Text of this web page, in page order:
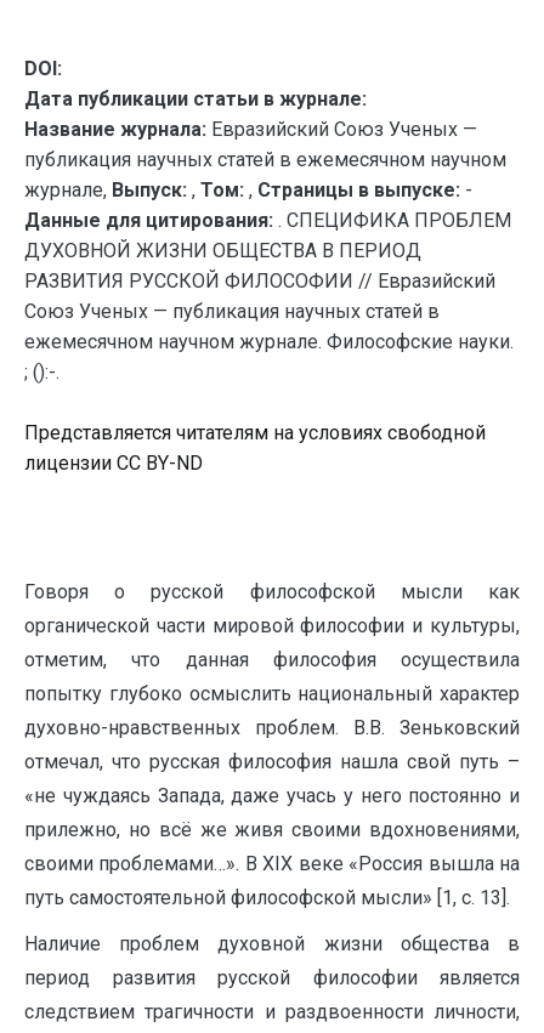
DOI:
Дата публикации статьи в журнале:
Название журнала: Евразийский Союз Ученых —
публикация научных статей в ежемесячном научном
журнале, Выпуск: , Том: , Страницы в выпуске: -
Данные для цитирования: . СПЕЦИФИКА ПРОБЛЕМ
ДУХОВНОЙ ЖИЗНИ ОБЩЕСТВА В ПЕРИОД
РАЗВИТИЯ РУССКОЙ ФИЛОСОФИИ // Евразийский
Союз Ученых — публикация научных статей в
ежемесячном научном журнале. Философские науки.
; ():-.
Представляется читателям на условиях свободной
лицензии CC BY-ND
Говоря о русской философской мысли как
органической части мировой философии и культуры,
отметим, что данная философия осуществила
попытку глубоко осмыслить национальный характер
духовно-нравственных проблем. В.В. Зеньковский
отмечал, что русская философия нашла свой путь –
«не чуждаясь Запада, даже учась у него постоянно и
прилежно, но всё же живя своими вдохновениями,
своими проблемами…». В XIX веке «Россия вышла на
путь самостоятельной философской мысли» [1, с. 13].
Наличие проблем духовной жизни общества в
период развития русской философии является
следствием трагичности и раздвоенности личности,